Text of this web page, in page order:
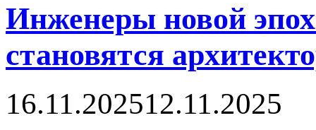
Инженеры новой
становятся
16.11.202512.11.2025